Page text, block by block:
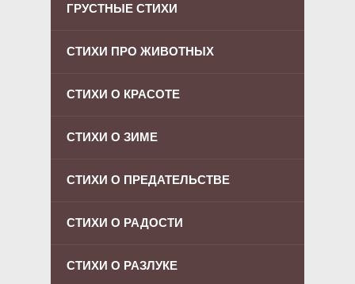
ГРУСТНЫЕ СТИХИ
СТИХИ ПРО ЖИВОТНЫХ
СТИХИ О КРАСОТЕ
СТИХИ О ЗИМЕ
СТИХИ О ПРЕДАТЕЛЬСТВЕ
СТИХИ О РАДОСТИ
СТИХИ О РАЗЛУКЕ